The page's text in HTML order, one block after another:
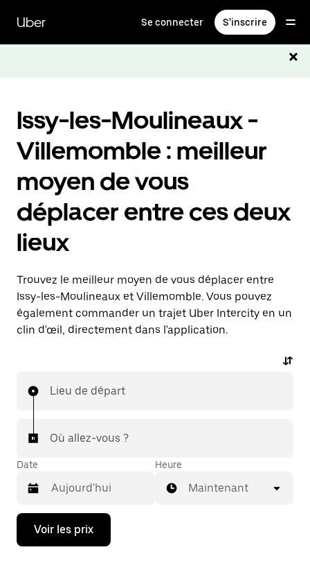
contenu
principal
Uber Se connecter S'inscrire
Issy-les-Moulineaux -
Villemomble : meilleur
moyen de vous
déplacer entre ces deux
lieux
Trouvez le meilleur moyen de vous déplacer entre
Issy-les-Moulineaux et Villemomble. Vous pouvez
également commander un trajet Uber Intercity en un
clin d'œil, directement dans l'application.
Lieu de départ
Où allez-vous ?
Date
Appuyez
la
Heure
Maintenant
Voir les prix